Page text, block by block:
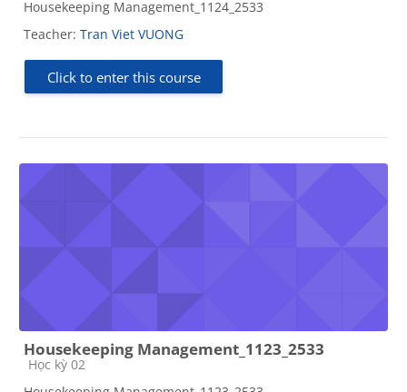
Housekeeping Management_1124_2533
Teacher: Tran Viet VUONG
Click to enter this course
Housekeeping Management_1123_2533
Course category
Học kỳ 02